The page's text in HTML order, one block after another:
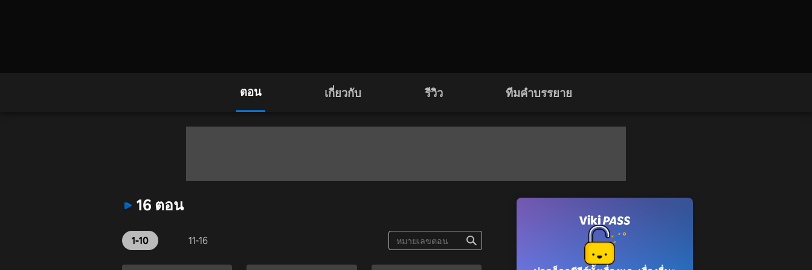
ตอน เกี่ยวกับ รีวิว ทีมคำบรรยาย
16 ตอน
1-10 11-16